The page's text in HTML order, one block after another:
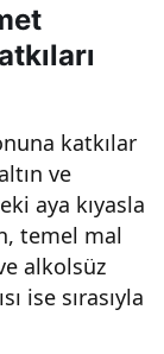
katkılar
ve
aya kıyasla
temel mal
alkolsüz
ise sırasıyla